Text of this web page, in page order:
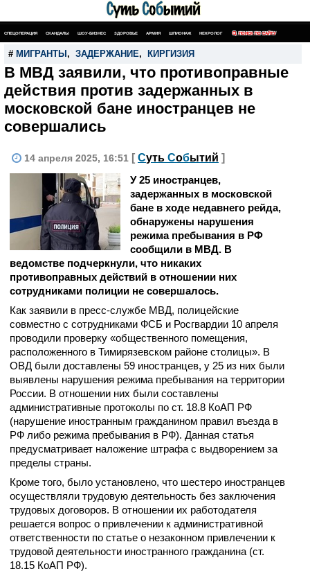
СПЕЦОПЕРАЦИЯ СКАНДАЛЫ ШОУ-БИЗНЕС ЗДОРОВЬЕ АРМИЯ ШПИОНАЖ НЕКРОЛОГ ПОИСК ПО САЙТУ
# МИГРАНТЫ , ЗАДЕРЖАНИЕ, КИРГИЗИЯ
В МВД заявили, что противоправные
действия против задержанных в
московской бане иностранцев не
совершались
14 апреля 2025, 16:51 [ Суть Событий ]
У 25 иностранцев,
задержанных в московской
бане в ходе недавнего рейда,
обнаружены нарушения
режима пребывания в РФ
сообщили в МВД. В
ведомстве подчеркнули, что никаких
противоправных действий в отношении них
сотрудниками полиции не совершалось.
Как заявили в пресс-службе МВД, полицейские
совместно с сотрудниками ФСБ и Росгвардии 10 апреля
проводили проверку «общественного помещения,
расположенного в Тимирязевском районе столицы». В
ОВД были доставлены 59 иностранцев, у 25 из них были
выявлены нарушения режима пребывания на территории
России. В отношении них были составлены
административные протоколы по ст. 18.8 КоАП РФ
(нарушение иностранным гражданином правил въезда в
РФ либо режима пребывания в РФ). Данная статья
предусматривает наложение штрафа с выдворением за
пределы страны.
Кроме того, было установлено, что шестеро иностранцев
осуществляли трудовую деятельность без заключения
трудовых договоров. В отношении их работодателя
решается вопрос о привлечении к административной
ответственности по статье о незаконном привлечении к
трудовой деятельности иностранного гражданина (ст.
18.15 КоАП РФ).